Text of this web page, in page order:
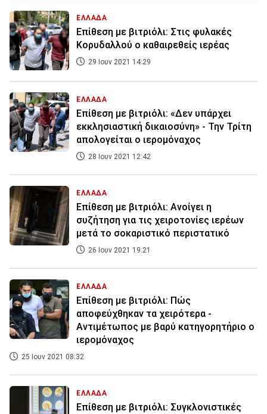
ΕΛΛΑΔΑ
Επίθεση με βιτριόλι: Στις φυλακές
Κορυδαλλού ο καθαιρεθείς ιερέας
29 Ιουν 2021 14:29
ΕΛΛΑΔΑ
Επίθεση με βιτριόλι: «Δεν υπάρχει
εκκλησιαστική δικαιοσύνη» - Την Τρίτη
απολογείται ο ιερομόναχος
28 Ιουν 2021 12:42
ΕΛΛΑΔΑ
Επίθεση με βιτριόλι: Ανοίγει η
συζήτηση για τις χειροτονίες ιερέων
μετά το σοκαριστικό περιστατικό
26 Ιουν 2021 19:21
ΕΛΛΑΔΑ
Επίθεση με βιτριόλι: Πώς
αποφεύχθηκαν τα χειρότερα -
Αντιμέτωπος με βαρύ κατηγορητήριο ο
ιερομόναχος
25 Ιουν 2021 08:32
ΕΛΛΑΔΑ
Επίθεση με βιτριόλι: Συγκλονιστικές